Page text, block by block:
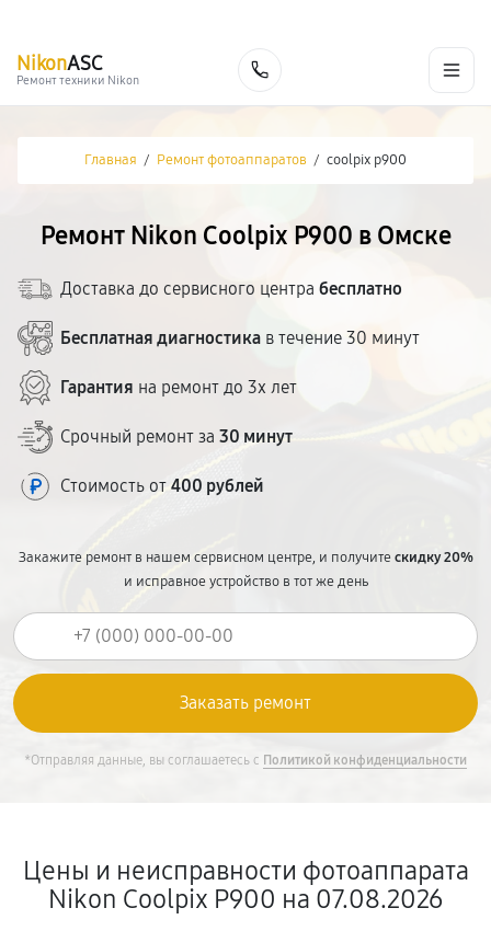
NikonASC
Ремонт техники Nikon
Главная / Ремонт фотоаппаратов / coolpix p900
Ремонт Nikon Coolpix P900 в Омске
Доставка до сервисного центра бесплатно
Бесплатная диагностика в течение 30 минут
Гарантия на ремонт до 3х лет
Срочный ремонт за 30 минут
Стоимость от 400 рублей
Закажите ремонт в нашем сервисном центре, и получитескидку 20%
и исправное устройство в тот же день
*Отправляя данные, вы соглашаетесь с Политикой конфиденциальности
Цены и неисправности фотоаппарата
Nikon Coolpix P900 на 07.08.2026